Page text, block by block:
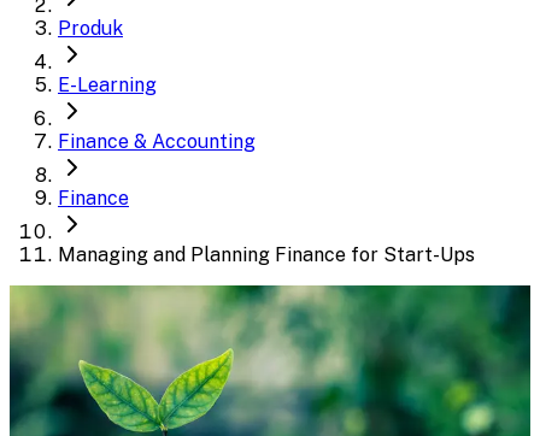
Produk
E-Learning
Finance & Accounting
Finance
Managing and Planning Finance for Start-Ups